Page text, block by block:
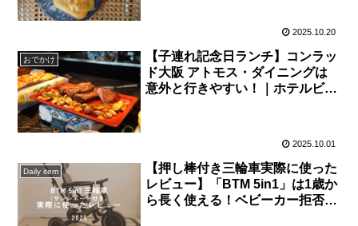
2025.10.20
おでかけ
【子連れ記念日ランチ】コンラッ
ド大阪 アトモス・ダイニングは
意外と行きやすい！｜ホテルビュ
2025.10.01
Daily item
【押し棒付き三輪車実際に使った
レビュー】「BTM 5in1」は1歳か
ら長く使える！ベビーカー拒否期